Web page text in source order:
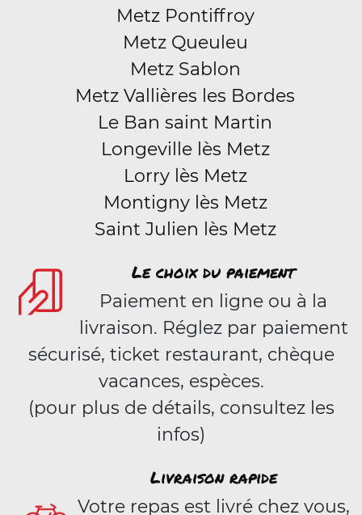
Metz Pontiffroy
Metz Queuleu
Metz Sablon
Metz Vallières les Bordes
Le Ban saint Martin
Longeville lès Metz
Lorry lès Metz
Montigny lès Metz
Saint Julien lès Metz
Le choix du paiement
Paiement en ligne ou à la
livraison. Réglez par paiement
sécurisé, ticket restaurant, chèque
vacances, espèces.
(pour plus de détails, consultez les
infos)
Livraison rapide
Votre repas est livré chez vous,